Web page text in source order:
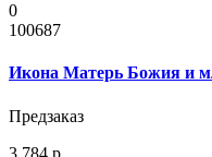
0
100687
Икона Матерь Божия и
Предзаказ
3 784 р